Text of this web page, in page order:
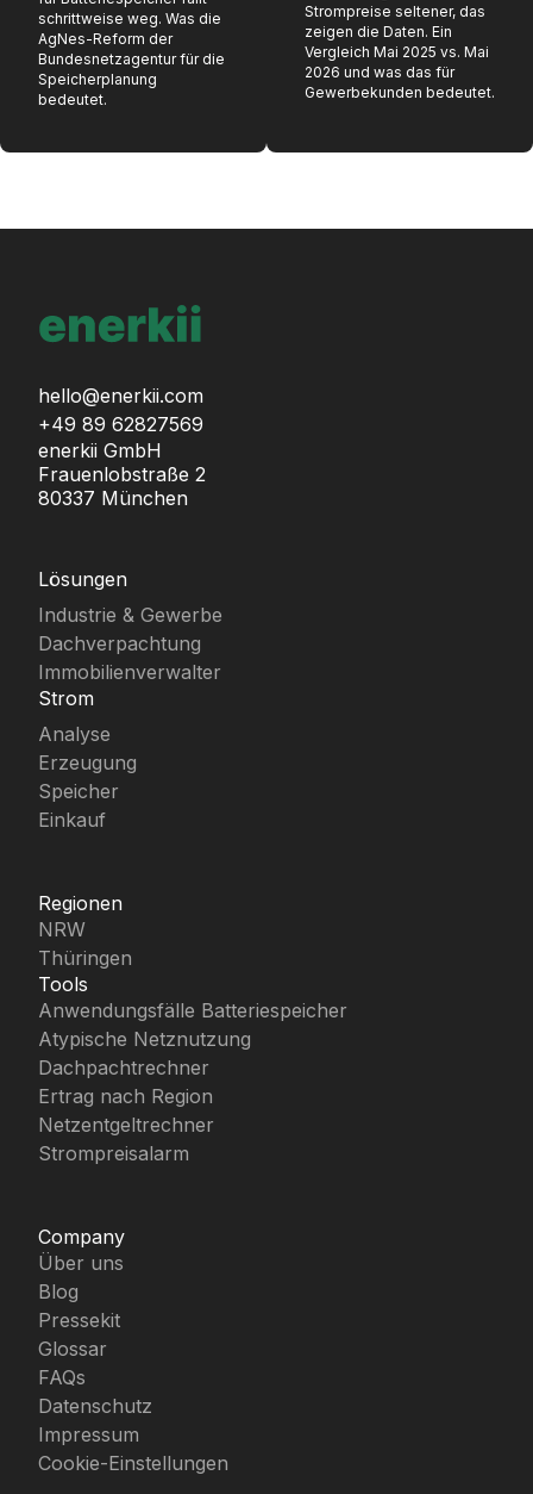
schrittweise weg. Was die
AgNes-Reform der
Bundesnetzagentur für die
Speicherplanung
bedeutet.
Strompreise seltener, das
zeigen die Daten. Ein
Vergleich Mai 2025 vs. Mai
2026 und was das für
Gewerbekunden bedeutet.
hello@enerkii.com
+49 89 62827569
enerkii GmbH
Frauenlobstraße 2
80337 München
Lösungen
Industrie & Gewerbe
Dachverpachtung
Immobilienverwalter
Strom
Analyse
Erzeugung
Speicher
Einkauf
Regionen
NRW
Thüringen
Tools
Anwendungsfälle Batteriespeicher
Atypische Netznutzung
Dachpachtrechner
Ertrag nach Region
Netzentgeltrechner
Strompreisalarm
Company
Über uns
Blog
Pressekit
Glossar
FAQs
Datenschutz
Impressum
Cookie-Einstellungen